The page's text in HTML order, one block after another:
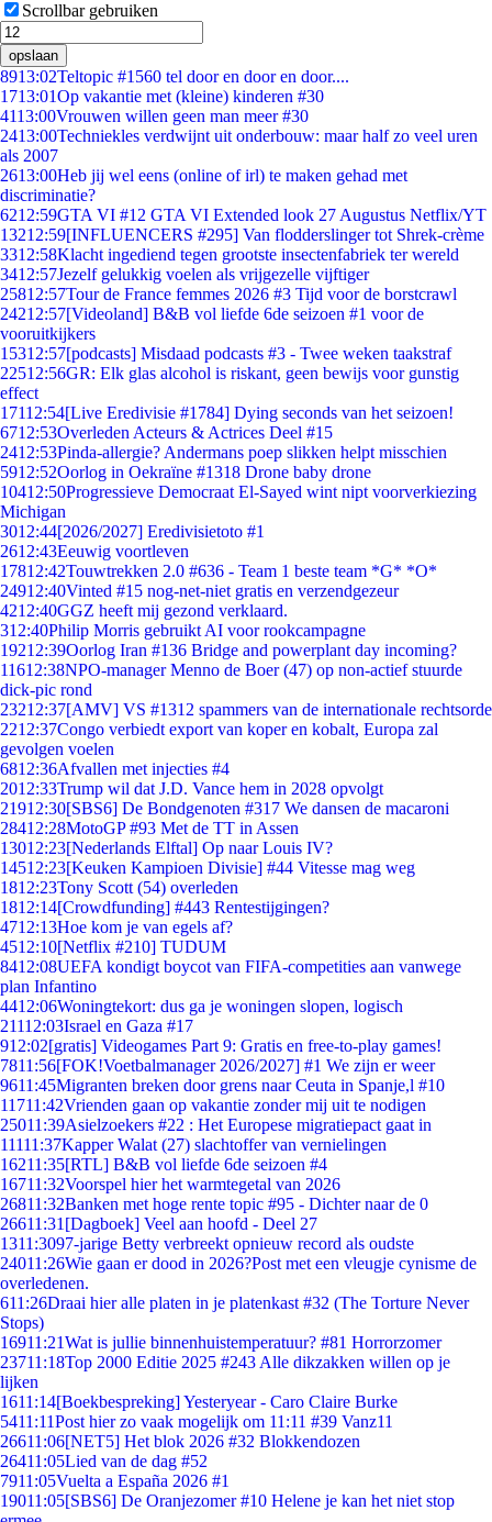
Scrollbar gebruiken
opslaan
8913:02Teltopic #1560 tel door en door en door....
1713:01Op vakantie met (kleine) kinderen #30
4113:00Vrouwen willen geen man meer #30
2413:00Techniekles verdwijnt uit onderbouw: maar half zo veel uren
als 2007
2613:00Heb jij wel eens (online of irl) te maken gehad met
discriminatie?
6212:59GTA VI #12 GTA VI Extended look 27 Augustus Netflix/YT
13212:59[INFLUENCERS #295] Van flodderslinger tot Shrek-crème
3312:58Klacht ingediend tegen grootste insectenfabriek ter wereld
3412:57Jezelf gelukkig voelen als vrijgezelle vijftiger
25812:57Tour de France femmes 2026 #3 Tijd voor de borstcrawl
24212:57[Videoland] B&B vol liefde 6de seizoen #1 voor de
vooruitkijkers
15312:57[podcasts] Misdaad podcasts #3 - Twee weken taakstraf
22512:56GR: Elk glas alcohol is riskant, geen bewijs voor gunstig
effect
17112:54[Live Eredivisie #1784] Dying seconds van het seizoen!
6712:53Overleden Acteurs & Actrices Deel #15
2412:53Pinda-allergie? Andermans poep slikken helpt misschien
5912:52Oorlog in Oekraïne #1318 Drone baby drone
10412:50Progressieve Democraat El-Sayed wint nipt voorverkiezing
Michigan
3012:44[2026/2027] Eredivisietoto #1
2612:43Eeuwig voortleven
17812:42Touwtrekken 2.0 #636 - Team 1 beste team *G* *O*
24912:40Vinted #15 nog-net-niet gratis en verzendgezeur
4212:40GGZ heeft mij gezond verklaard.
312:40Philip Morris gebruikt AI voor rookcampagne
19212:39Oorlog Iran #136 Bridge and powerplant day incoming?
11612:38NPO-manager Menno de Boer (47) op non-actief stuurde
dick-pic rond
23212:37[AMV] VS #1312 spammers van de internationale rechtsorde
2212:37Congo verbiedt export van koper en kobalt, Europa zal
gevolgen voelen
6812:36Afvallen met injecties #4
2012:33Trump wil dat J.D. Vance hem in 2028 opvolgt
21912:30[SBS6] De Bondgenoten #317 We dansen de macaroni
28412:28MotoGP #93 Met de TT in Assen
13012:23[Nederlands Elftal] Op naar Louis IV?
14512:23[Keuken Kampioen Divisie] #44 Vitesse mag weg
1812:23Tony Scott (54) overleden
1812:14[Crowdfunding] #443 Rentestijgingen?
4712:13Hoe kom je van egels af?
4512:10[Netflix #210] TUDUM
8412:08UEFA kondigt boycot van FIFA-competities aan vanwege
plan Infantino
4412:06Woningtekort: dus ga je woningen slopen, logisch
21112:03Israel en Gaza #17
912:02[gratis] Videogames Part 9: Gratis en free-to-play games!
7811:56[FOK!Voetbalmanager 2026/2027] #1 We zijn er weer
9611:45Migranten breken door grens naar Ceuta in Spanje,l #10
11711:42Vrienden gaan op vakantie zonder mij uit te nodigen
25011:39Asielzoekers #22 : Het Europese migratiepact gaat in
11111:37Kapper Walat (27) slachtoffer van vernielingen
16211:35[RTL] B&B vol liefde 6de seizoen #4
16711:32Voorspel hier het warmtegetal van 2026
26811:32Banken met hoge rente topic #95 - Dichter naar de 0
26611:31 [Dagboek] Veel aan hoofd - Deel 27
1311:3097-jarige Betty verbreekt opnieuw record als oudste
24011:26Wie gaan er dood in 2026?Post met een vleugje cynisme de
overledenen.
611:26Draai hier alle platen in je platenkast #32 (The Torture Never
Stops)
16911:21Wat is jullie binnenhuistemperatuur? #81 Horrorzomer
23711:18Top 2000 Editie 2025 #243 Alle dikzakken willen op je
lijken
1611:14[Boekbespreking] Yesteryear - Caro Claire Burke
5411:11Post hier zo vaak mogelijk om 11:11 #39 Vanz11
26611:06[NET5] Het blok 2026 #32 Blokkendozen
26411:05Lied van de dag #52
7911:05Vuelta a España 2026 #1
19011:05[SBS6] De Oranjezomer #10 Helene je kan het niet stop